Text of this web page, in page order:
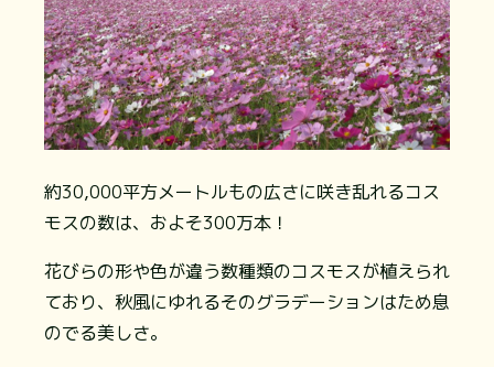
約30,000平方メートルもの広さに咲き乱れるコス
モスの数は、およそ300万本！
花びらの形や色が違う数種類のコスモスが植えられ
ており、秋風にゆれるそのグラデーションはため息
のでる美しさ。